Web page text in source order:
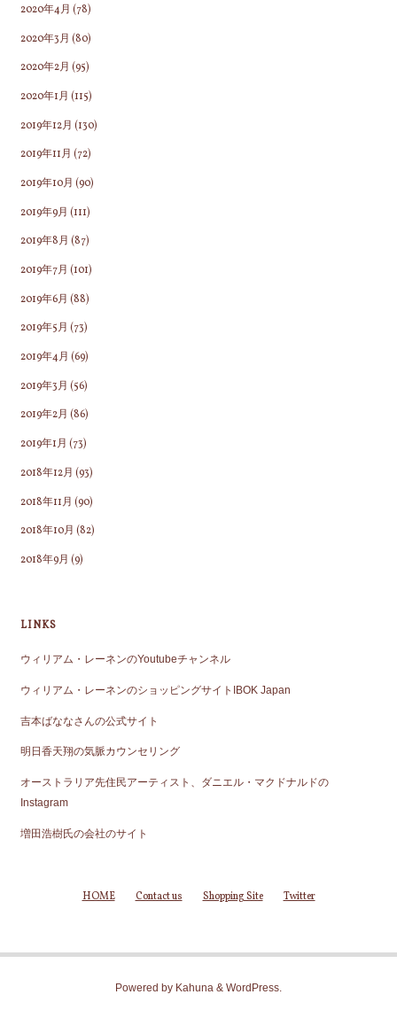
2020年4月 (78)
2020年3月 (80)
2020年2月 (95)
2020年1月 (115)
2019年12月 (130)
2019年11月 (72)
2019年10月 (90)
2019年9月 (111)
2019年8月 (87)
2019年7月 (101)
2019年6月 (88)
2019年5月 (73)
2019年4月 (69)
2019年3月 (56)
2019年2月 (86)
2019年1月 (73)
2018年12月 (93)
2018年11月 (90)
2018年10月 (82)
2018年9月 (9)
LINKS
ウィリアム・レーネンのYoutubeチャンネル
ウィリアム・レーネンのショッピングサイトIBOK Japan
吉本ばななさんの公式サイト
明日香天翔の気脈カウンセリング
オーストラリア先住民アーティスト、ダニエル・マクドナルドの
Instagram
増田浩樹氏の会社のサイト
HOME Contact us Shopping Site Twitter
Powered by Kahuna & WordPress